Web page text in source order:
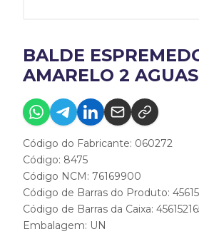
BALDE
AMARELO 2
Código do Fabricante: 060272
Código: 8475
Código NCM: 76169900
Código de Barras do Produto:
Código de Barras da Caixa:
Embalagem: UN